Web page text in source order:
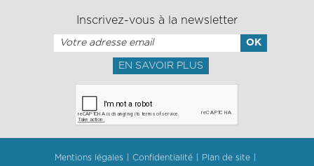
Inscrivez-vous à la newsletter
EN SAVOIR PLUS
Mentions légales Confidentialité Plan de site